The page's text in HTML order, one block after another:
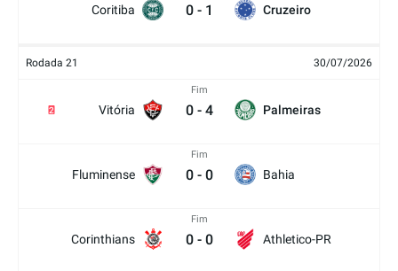
Coritiba 0 - 1 Cruzeiro
Rodada 21 30/07/2026
Vitória
2
Fim
0 - 4 Palmeiras
Fluminense
Fim
0 - 0 Bahia
Corinthians
Fim
0 - 0 Athletico-PR